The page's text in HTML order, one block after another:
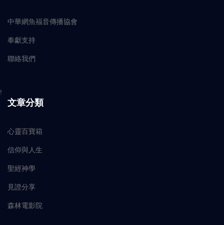
中華網魚福音傳播協會
奉獻支持
聯絡我們
!
文章分類
心靈百寶箱
信仰與人生
聖經神學
見證分享
森林電影院